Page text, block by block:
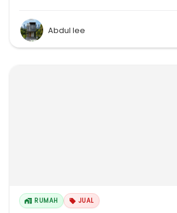
Abdul lee
RUMAH JUAL